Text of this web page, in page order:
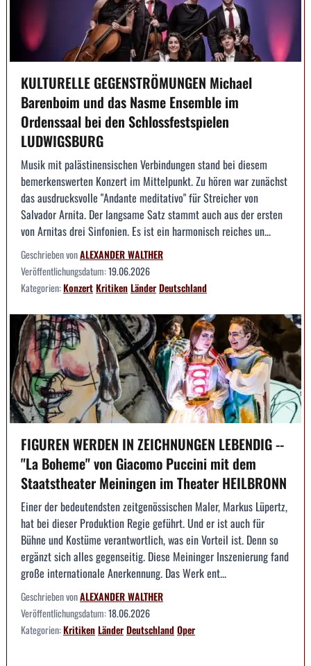
KULTURELLE GEGENSTRÖMUNGEN Michael
Barenboim und das Nasme Ensemble im
Ordenssaal bei den Schlossfestspielen
LUDWIGSBURG
Musik mit palästinensischen Verbindungen stand bei diesem
bemerkenswerten Konzert im Mittelpunkt. Zu hören war zunächst
das ausdrucksvolle "Andante meditativo" für Streicher von
Salvador Arnita. Der langsame Satz stammt auch aus der ersten
von Arnitas drei Sinfonien. Es ist ein harmonisch reiches un...
Geschrieben vonALEXANDER WALTHER
Veröffentlichungsdatum:19.06.2026
Kategorien:KonzertKritikenLänderDeutschland
FIGUREN WERDEN IN ZEICHNUNGEN LEBENDIG --
"La Boheme" von Giacomo Puccini mit dem
Staatstheater Meiningen im Theater HEILBRONN
Einer der bedeutendsten zeitgenössischen Maler, Markus Lüpertz,
hat bei dieser Produktion Regie geführt. Und er ist auch für
Bühne und Kostüme verantwortlich, was ein Vorteil ist. Denn so
ergänzt sich alles gegenseitig. Diese Meininger Inszenierung fand
große internationale Anerkennung. Das Werk ent...
Geschrieben vonALEXANDER WALTHER
Veröffentlichungsdatum:18.06.2026
Kategorien:KritikenLänderDeutschlandOper